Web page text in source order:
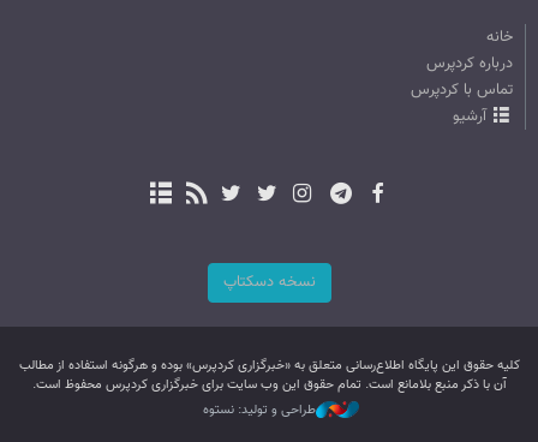
خانه
درباره کردپرس
تماس با کردپرس
آرشیو
نسخه دسکتاپ
کليه حقوق اين پایگاه اطلاع‌رسانی متعلق به «خبرگزاری کردپرس» بوده و هرگونه استفاده از مطالب
آن با ذکر منبع بلامانع است. تمام حقوق این وب سایت برای خبرگزاری کردپرس محفوظ است.
طراحی و تولید: نستوه